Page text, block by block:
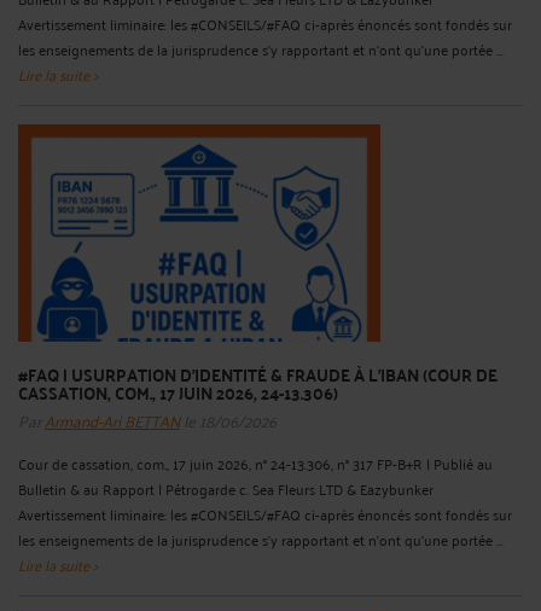
Avertissement liminaire: les #CONSEILS/#FAQ ci-après énoncés sont fondés sur
les enseignements de la jurisprudence s'y rapportant et n'ont qu'une portée ...
Lire la suite >
#FAQ | USURPATION D'IDENTITÉ & FRAUDE À L'IBAN (COUR DE
CASSATION, COM., 17 JUIN 2026, 24-13.306)
ParArmand-Ari BETTANle 18/06/2026
Cour de cassation, com., 17 juin 2026, n° 24-13.306, n° 317 FP-B+R | Publié au
Bulletin & au Rapport | Pétrogarde c. Sea Fleurs LTD & Eazybunker
Avertissement liminaire: les #CONSEILS/#FAQ ci-après énoncés sont fondés sur
les enseignements de la jurisprudence s'y rapportant et n'ont qu'une portée ...
Lire la suite >